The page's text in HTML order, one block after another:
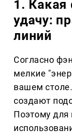
1. Какая
удачу:
линий
Согласно
мелкие
вашем
создают
Поэтому для